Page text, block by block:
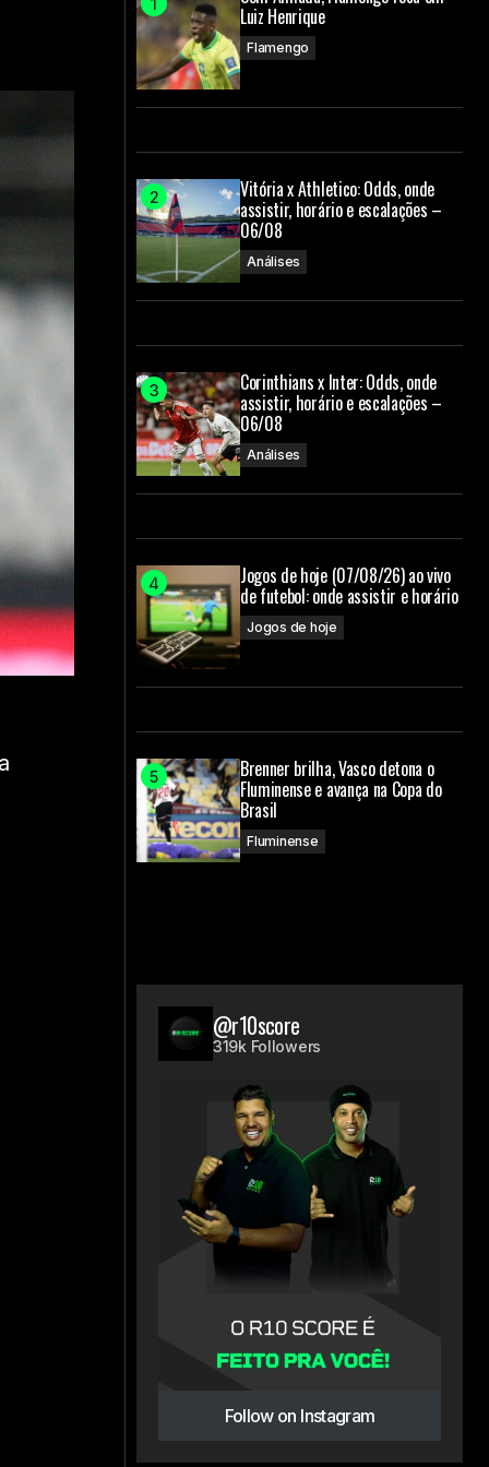
Luiz Henrique
Flamengo
Vitória x Athletico: Odds, onde
assistir, horário e escalações –
06/08
Análises
Corinthians x Inter: Odds, onde
assistir, horário e escalações –
06/08
Análises
Jogos de hoje (07/08/26) ao vivo
de futebol: onde assistir e horário
Jogos de hoje
Brenner brilha, Vasco detona o
Fluminense e avança na Copa do
Brasil
Fluminense
@r10score
319k Followers
Follow on Instagram